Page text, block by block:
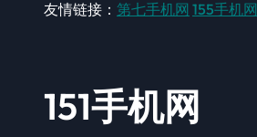
友情链接： 第七手机网 155手机网
151手机网